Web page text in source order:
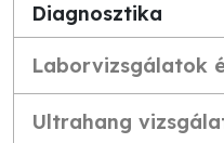
Diagnosztika
Laborvizsgálatok
Ultrahang